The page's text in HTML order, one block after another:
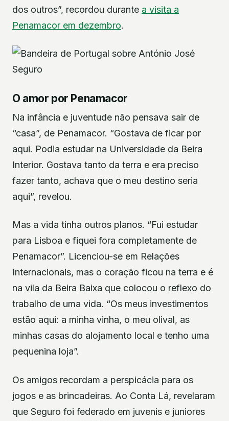
dos outros”, recordou durante a visita a
Penamacor em dezembro.
O amor por Penamacor
Na infância e juventude não pensava sair de
“casa”, de Penamacor. “Gostava de ficar por
aqui. Podia estudar na Universidade da Beira
Interior. Gostava tanto da terra e era preciso
fazer tanto, achava que o meu destino seria
aqui”, revelou.
Mas a vida tinha outros planos. “Fui estudar
para Lisboa e fiquei fora completamente de
Penamacor”. Licenciou-se em Relações
Internacionais, mas o coração ficou na terra e é
na vila da Beira Baixa que colocou o reflexo do
trabalho de uma vida. “Os meus investimentos
estão aqui: a minha vinha, o meu olival, as
minhas casas do alojamento local e tenho uma
pequenina loja”.
Os amigos recordam a perspicácia para os
jogos e as brincadeiras. Ao Conta Lá, revelaram
que Seguro foi federado em juvenis e juniores